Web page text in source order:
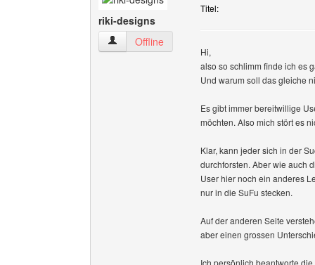
riki-designs
riki-designs Benutzer-Profile anzeigen
Offline
Titel:
Hi,
also so schlimm finde ich es
Und warum soll das gleiche
Es gibt immer bereitwillige
möchten. Also mich stört es
Klar, kann jeder sich in der
durchforsten. Aber wie auch
User hier noch ein anderes
nur in die SuFu stecken.
Auf der anderen Seite
aber einen grossen
Ich persönlich beantworte